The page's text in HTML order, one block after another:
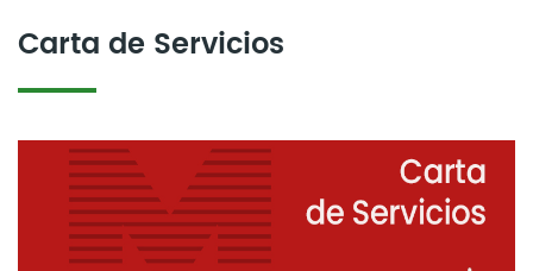
Carta de Servicios